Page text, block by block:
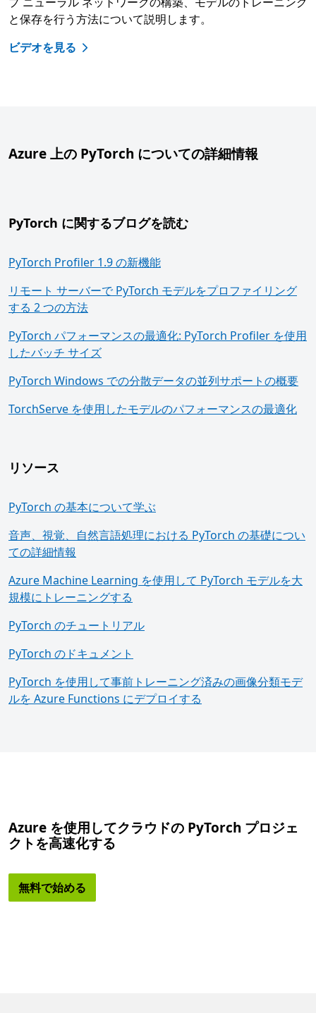
と保存を行う方法について説明します。
ビデオを見る
Azure 上の PyTorch についての詳細情報
PyTorch に関するブログを読む
PyTorch Profiler 1.9 の新機能
リモート サーバーで PyTorch モデルをプロファイリング
する 2 つの方法
PyTorch パフォーマンスの最適化: PyTorch Profiler を使用
したバッチ サイズ
PyTorch Windows での分散データの並列サポートの概要
TorchServe を使用したモデルのパフォーマンスの最適化
リソース
PyTorch の基本について学ぶ
音声、視覚、自然言語処理における PyTorch の基礎につい
ての詳細情報
Azure Machine Learning を使用して PyTorch モデルを大
規模にトレーニングする
PyTorch のチュートリアル
PyTorch のドキュメント
PyTorch を使用して事前トレーニング済みの画像分類モデ
ルを Azure Functions にデプロイする
Azure を使用してクラウドの PyTorch プロジェ
クトを高速化する
無料で始める